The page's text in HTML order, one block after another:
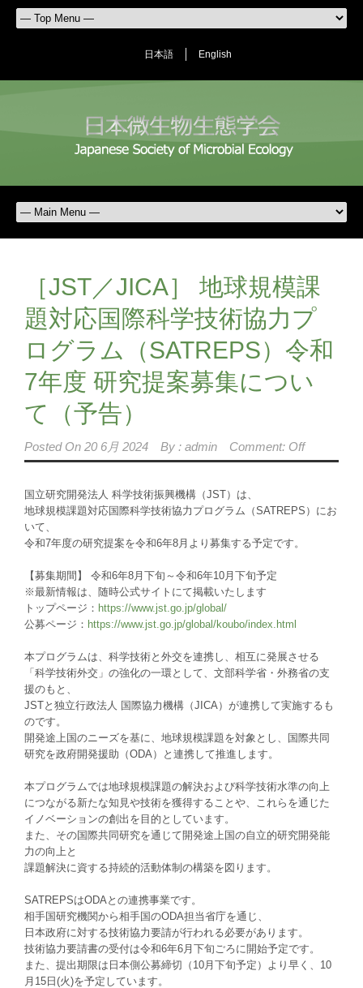
日本語 English
［JST／JICA］ 地球規模課
題対応国際科学技術協力プ
ログラム（SATREPS）令和
7年度 研究提案募集につい
て（予告）
Posted On 20 6月 2024 By : admin Comment: Off
国立研究開発法人 科学技術振興機構（JST）は、
地球規模課題対応国際科学技術協力プログラム（SATREPS）にお
いて、
令和7年度の研究提案を令和6年8月より募集する予定です。
【募集期間】 令和6年8月下旬～令和6年10月下旬予定
※最新情報は、随時公式サイトにて掲載いたします
トップページ： https://www.jst.go.jp/global/
公募ページ： https://www.jst.go.jp/global/koubo/index.html
本プログラムは、科学技術と外交を連携し、相互に発展させる
「科学技術外交」の強化の一環として、文部科学省・外務省の支
援のもと、
JSTと独立行政法人 国際協力機構（JICA）が連携して実施するも
のです。
開発途上国のニーズを基に、地球規模課題を対象とし、国際共同
研究を政府開発援助（ODA）と連携して推進します。
本プログラムでは地球規模課題の解決および科学技術水準の向上
につながる新たな知見や技術を獲得することや、これらを通じた
イノベーションの創出を目的としています。
また、その国際共同研究を通じて開発途上国の自立的研究開発能
力の向上と
課題解決に資する持続的活動体制の構築を図ります。
SATREPSはODAとの連携事業です。
相手国研究機関から相手国のODA担当省庁を通じ、
日本政府に対する技術協力要請が行われる必要があります。
技術協力要請書の受付は令和6年6月下旬ごろに開始予定です。
また、提出期限は日本側公募締切（10月下旬予定）より早く、10
月15日(火)を予定しています。